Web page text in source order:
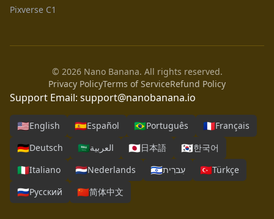
Pixverse C1
© 2026 Nano Banana. All rights reserved.
Privacy PolicyTerms of ServiceRefund Policy
Support Email: support@nanobanana.io
🇺🇸English 🇪🇸Español 🇧🇷Português 🇫🇷Français
🇩🇪Deutsch 🇸🇦العربية 🇯🇵日本語 🇰🇷한국어
🇮🇹Italiano 🇳🇱Nederlands 🇮🇱עִברִית 🇹🇷Türkçe
🇷🇺Русский 🇨🇳简体中文